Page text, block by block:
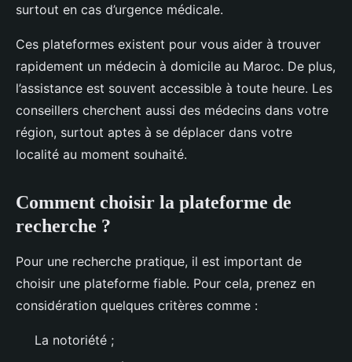
surtout en cas d’urgence médicale.
Ces plateformes existent pour vous aider à trouver
rapidement un médecin à domicile au Maroc. De plus,
l’assistance est souvent accessible à toute heure. Les
conseillers cherchent aussi des médecins dans votre
région, surtout aptes à se déplacer dans votre
localité au moment souhaité.
Comment choisir la plateforme de
recherche ?
Pour une recherche pratique, il est important de
choisir une plateforme fiable. Pour cela, prenez en
considération quelques critères comme :
La notoriété ;